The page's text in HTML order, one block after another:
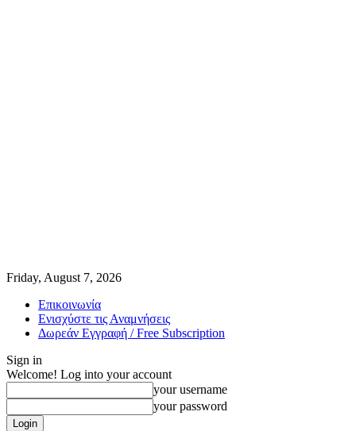
Friday, August 7, 2026
Επικοινωνία
Ενισχύστε τις Αναμνήσεις
Δωρεάν Εγγραφή / Free Subscription
Sign in
Welcome! Log into your account
your username
your password